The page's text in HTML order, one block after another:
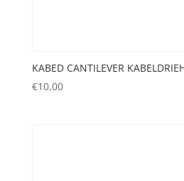
KABED CANTILEVER
€10,00